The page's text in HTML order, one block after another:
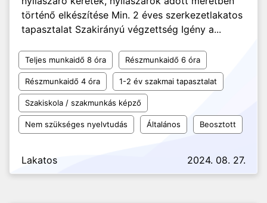
történő elkészítése Min. 2 éves szerkezetlakatos
tapasztalat Szakirányú végzettség Igény a...
Teljes munkaidő 8 óra Részmunkaidő 6 óra
Részmunkaidő 4 óra 1-2 év szakmai tapasztalat
Szakiskola / szakmunkás képző
Nem szükséges nyelvtudás Általános Beosztott
Lakatos 2024. 08. 27.